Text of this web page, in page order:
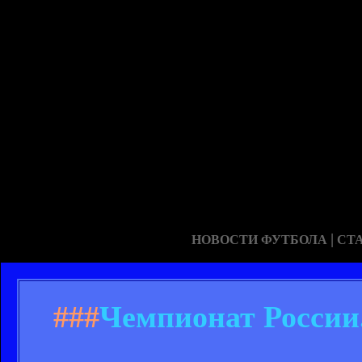
НОВОСТИ ФУТБОЛА |
###Чемпионат